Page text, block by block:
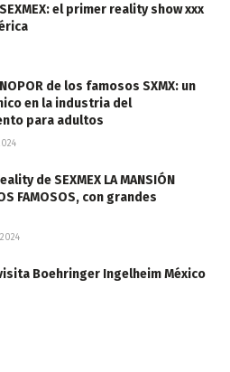
SEXMEX: el primer reality show xxx
NOPOR de los famosos SXMX: un
en la industria del
para adultos
de SEXMEX LA MANSIÓN
FAMOSOS, con grandes
Boehringer Ingelheim México